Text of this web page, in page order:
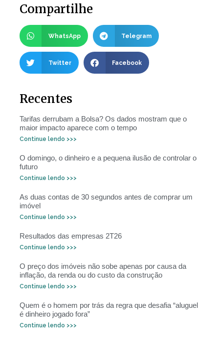
Compartilhe
WhatsApp Telegram
Twitter Facebook
Recentes
Tarifas derrubam a Bolsa? Os dados mostram que o
maior impacto aparece com o tempo
Continue lendo >>>
O domingo, o dinheiro e a pequena ilusão de controlar o
futuro
Continue lendo >>>
As duas contas de 30 segundos antes de comprar um
imóvel
Continue lendo >>>
Resultados das empresas 2T26
Continue lendo >>>
O preço dos imóveis não sobe apenas por causa da
inflação, da renda ou do custo da construção
Continue lendo >>>
Quem é o homem por trás da regra que desafia “aluguel
é dinheiro jogado fora”
Continue lendo >>>